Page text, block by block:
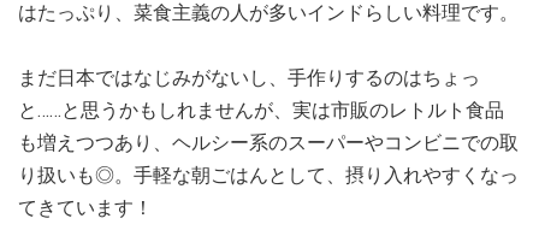
はたっぷり、菜食主義の人が多いインドらしい料理です。
まだ日本ではなじみがないし、手作りするのはちょっ
と……と思うかもしれませんが、実は市販のレトルト食品
も増えつつあり、ヘルシー系のスーパーやコンビニでの取
り扱いも◎。手軽な朝ごはんとして、摂り入れやすくなっ
てきています！